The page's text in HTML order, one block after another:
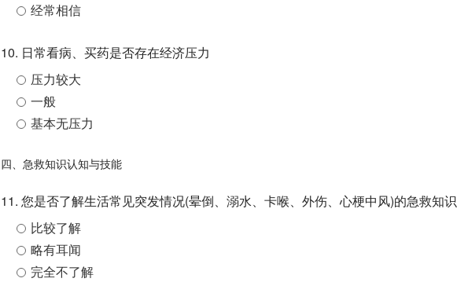
经常相信
10. 日常看病、买药是否存在经济压力
压力较大
一般
基本无压力
四、急救知识认知与技能
11. 您是否了解生活常见突发情况(晕倒、溺水、卡喉、外伤、心梗中风)的急救知识
比较了解
略有耳闻
完全不了解